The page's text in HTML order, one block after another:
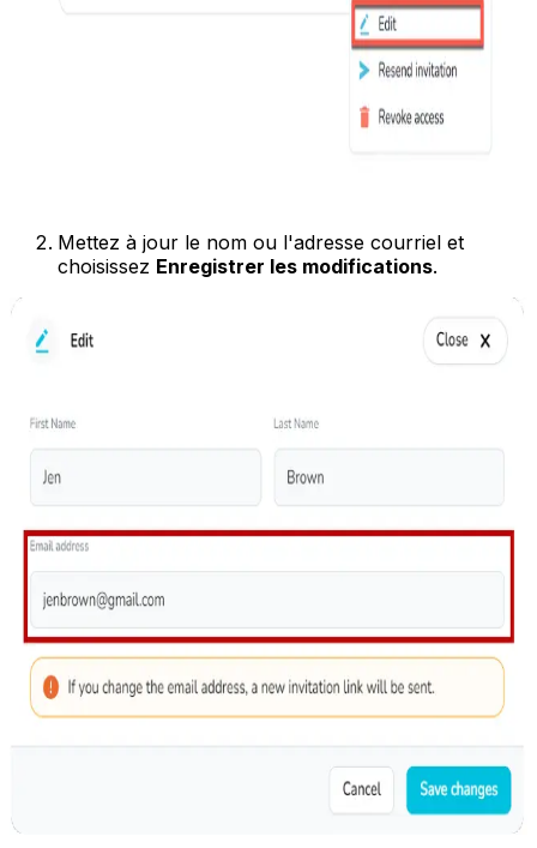
Mettez à jour le nom ou l'adresse courriel et
choisissez Enregistrer les modifications.